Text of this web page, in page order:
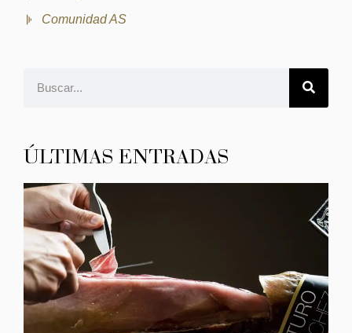
Comunidad AS
ÚLTIMAS ENTRADAS